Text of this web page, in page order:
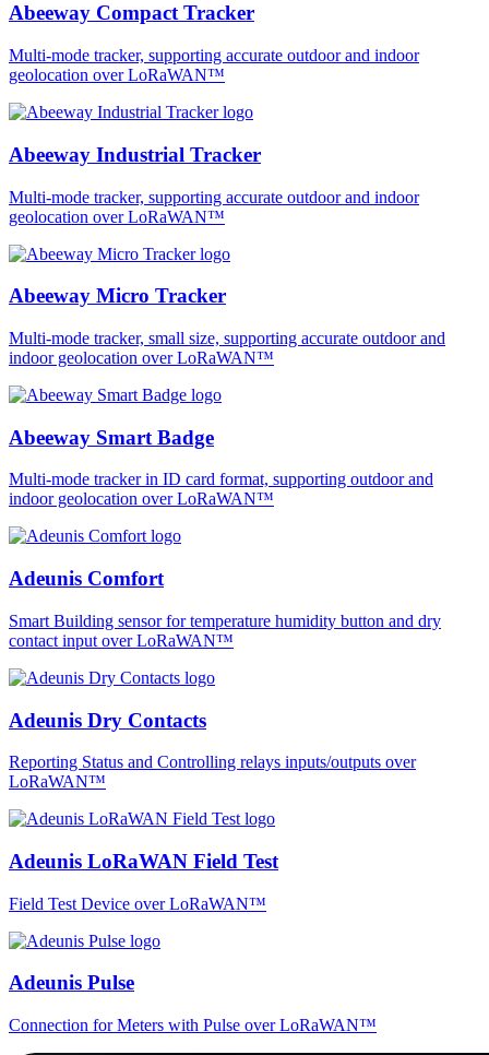
Abeeway Compact Tracker
Multi-mode tracker, supporting accurate outdoor and indoor
geolocation over LoRaWAN™
Abeeway Industrial Tracker
Multi-mode tracker, supporting accurate outdoor and indoor
geolocation over LoRaWAN™
Abeeway Micro Tracker
Multi-mode tracker, small size, supporting accurate outdoor and
indoor geolocation over LoRaWAN™
Abeeway Smart Badge
Multi-mode tracker in ID card format, supporting outdoor and
indoor geolocation over LoRaWAN™
Adeunis Comfort
Smart Building sensor for temperature humidity button and dry
contact input over LoRaWAN™
Adeunis Dry Contacts
Reporting Status and Controlling relays inputs/outputs over
LoRaWAN™
Adeunis LoRaWAN Field Test
Field Test Device over LoRaWAN™
Adeunis Pulse
Connection for Meters with Pulse over LoRaWAN™